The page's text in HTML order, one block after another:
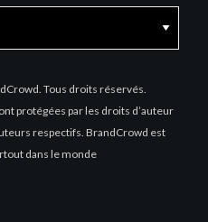
Tous droits réservés.
protégées par les droits d’auteur
respectifs. BrandCrowd est
dans le monde